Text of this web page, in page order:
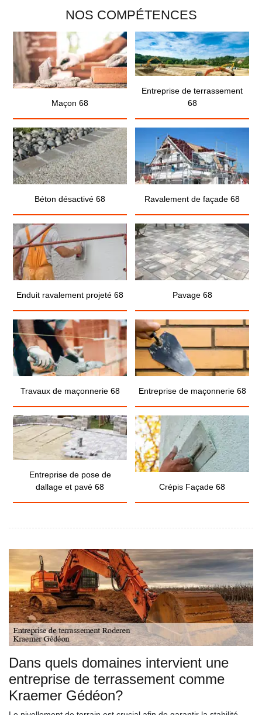
NOS COMPÉTENCES
Maçon 68
Entreprise de terrassement
68
Béton désactivé 68 Ravalement de façade 68
Enduit ravalement projeté 68 Pavage 68
Travaux de maçonnerie 68 Entreprise de maçonnerie 68
Entreprise de pose de
dallage et pavé 68
Crépis Façade 68
Dans quels domaines intervient une
entreprise de terrassement comme
Kraemer Gédéon?